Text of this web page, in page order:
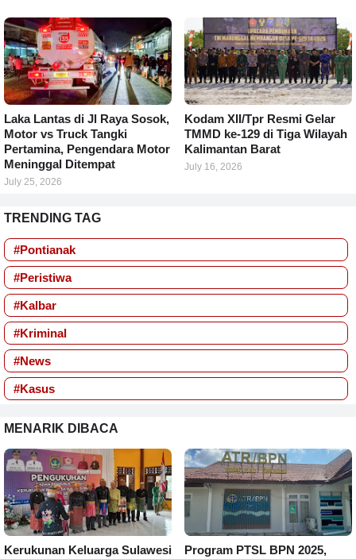
Laka Lantas di Jl Raya Sosok,
Motor vs Truck Tangki
Pertamina, Pengendara Motor
Meninggal Ditempat
July 25, 2026
Kodam XII/Tpr Resmi Gelar
TMMD ke-129 di Tiga Wilayah
Kalimantan Barat
July 16, 2026
TRENDING TAG
#Pontianak
#Peristiwa
#Kalbar
#Kriminal
#News
#Kasus
MENARIK DIBACA
Kerukunan Keluarga Sulawesi
Program PTSL BPN 2025,